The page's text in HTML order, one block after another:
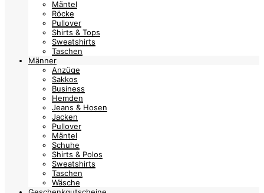
Mäntel
Röcke
Pullover
Shirts & Tops
Sweatshirts
Taschen
Männer
Anzüge
Sakkos
Business
Hemden
Jeans & Hosen
Jacken
Pullover
Mäntel
Schuhe
Shirts & Polos
Sweatshirts
Taschen
Wäsche